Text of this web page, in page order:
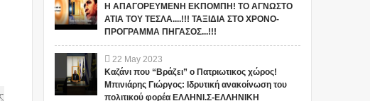
Η ΑΠΑΓΟΡΕΥΜΕΝΗ ΕΚΠΟΜΠΗ! ΤΟ ΑΓΝΩΣΤΟ
ΑΤΙΑ ΤΟΥ ΤΕΣΛΑ....!!! ΤΑΞΙΔΙΑ ΣΤΟ ΧΡΟΝΟ-
ΠΡΟΓΡΑΜΜΑ ΠΗΓΑΣΟΣ...!!!
22 May 2023
Καζάνι που “Βράζει” ο Πατριωτικος χώρος!
Μπινιάρης Γιώργος: Ιδρυτική ανακοίνωση του
πολιτικού φορέα ΕΛΛΗΝΙ.Σ-ΕΛΛΗΝΙΚΗ